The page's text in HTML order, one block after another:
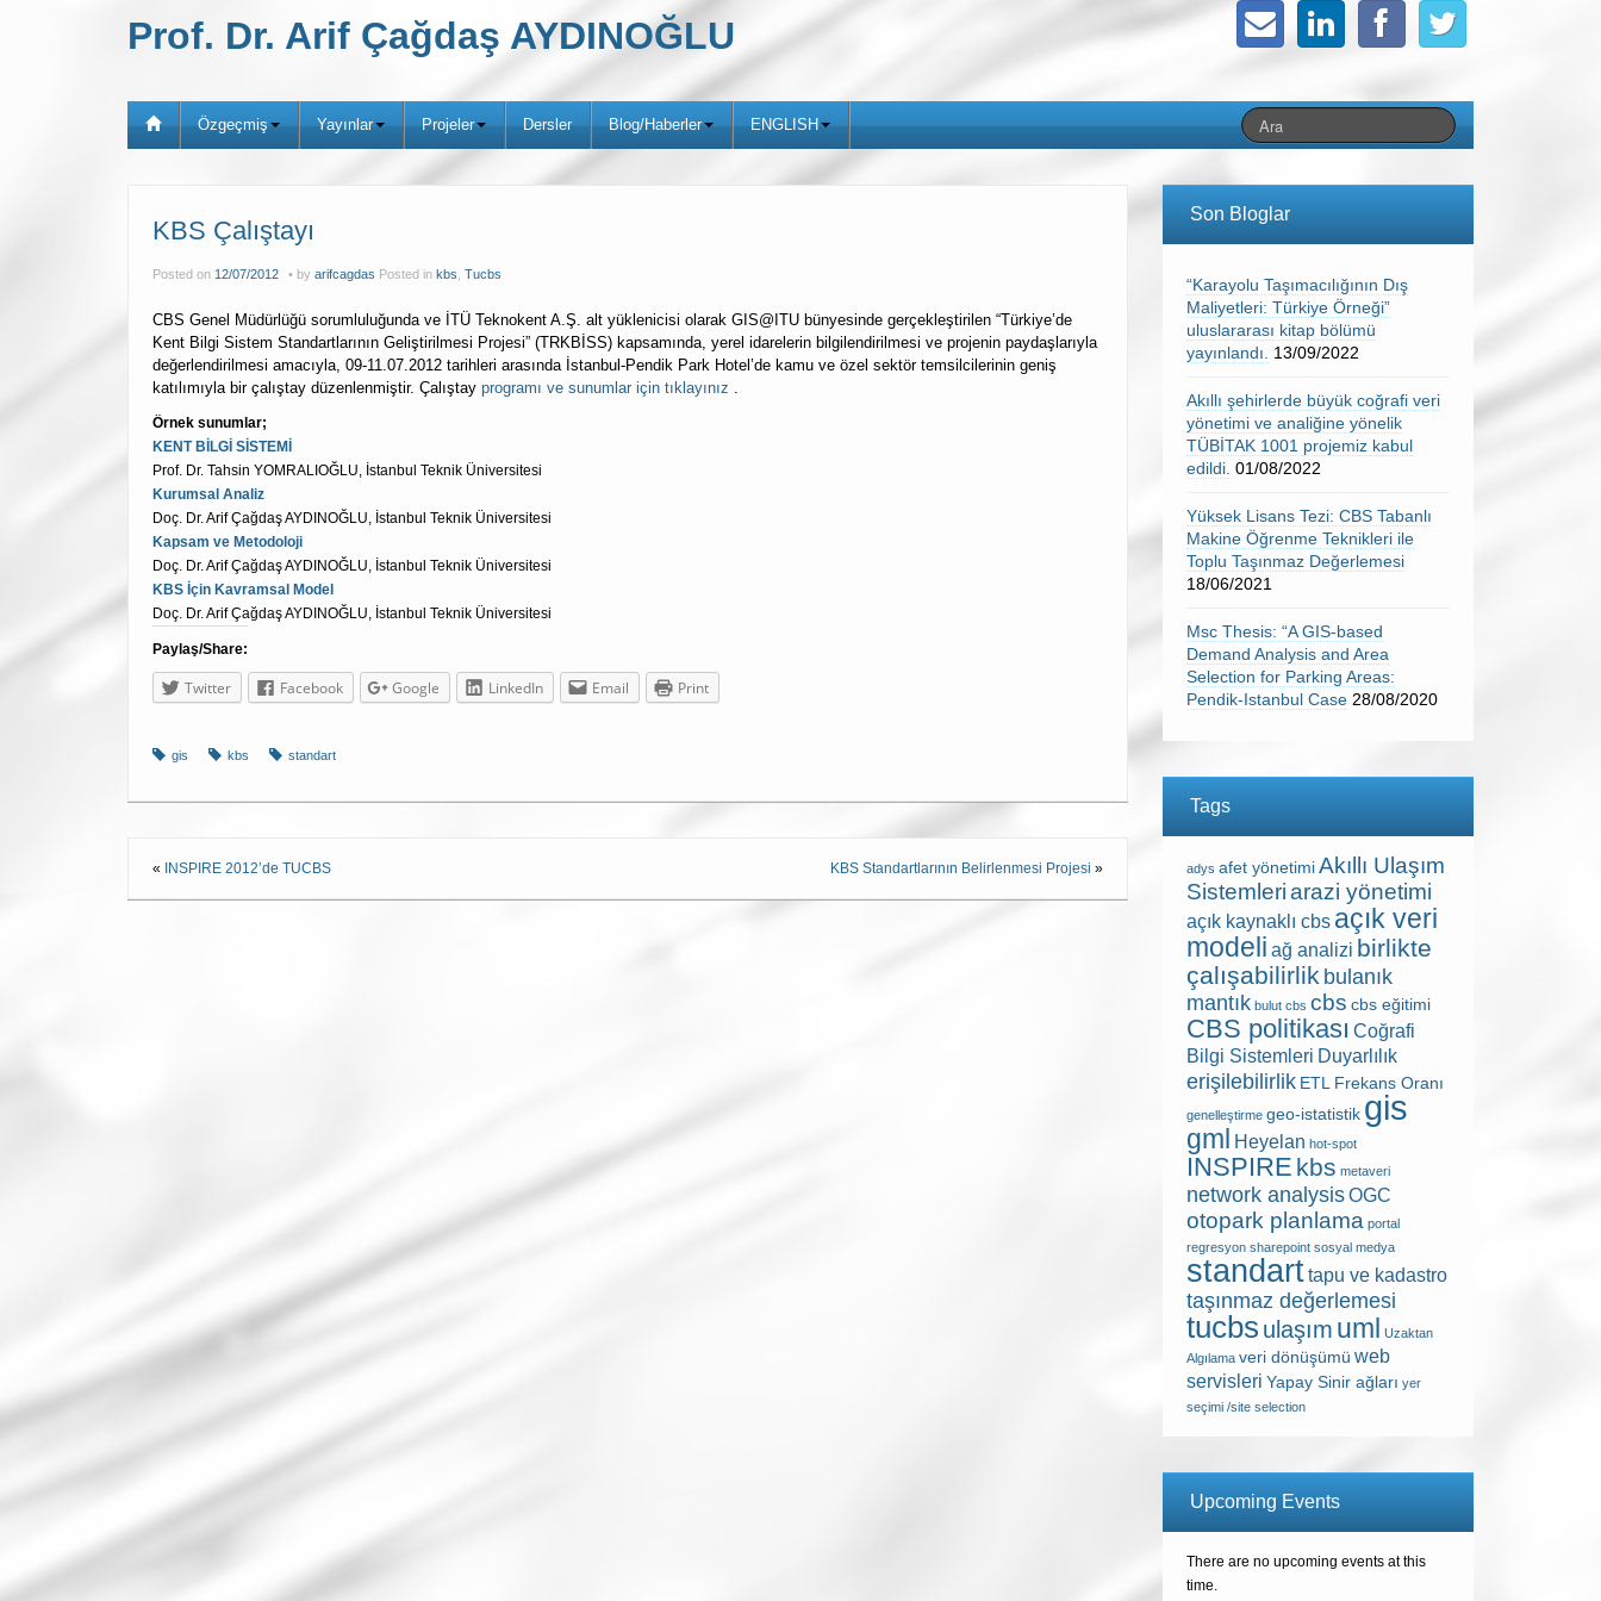
Prof. Dr. Arif Çağdaş AYDINOĞLU
Özgeçmiş Yayınlar Projeler Dersler Blog/Haberler ENGLISH
KBS Çalıştayı
Posted on 12/07/2012 by arifcagdas Posted in kbs Tucbs
CBS Genel Müdürlüğü sorumluluğunda ve İTÜ Teknokent A.Ş. alt yüklenicisi olarak GIS@ITU bünyesinde gerçekleştirilen “Türkiye’de
Kent Bilgi Sistem Standartlarının Geliştirilmesi Projesi” (TRKBİSS) kapsamında, yerel idarelerin bilgilendirilmesi ve projenin paydaşlarıyla
değerlendirilmesi amacıyla, 09-11.07.2012 tarihleri arasında İstanbul-Pendik Park Hotel’de kamu ve özel sektör temsilcilerinin geniş
katılımıyla bir çalıştay düzenlenmiştir. Çalıştay programı ve sunumlar için tıklayınız .
Örnek sunumlar;
KENT BİLGİ SİSTEMİ
Prof. Dr. Tahsin YOMRALIOĞLU, İstanbul Teknik Üniversitesi
Kurumsal Analiz
Doç. Dr. Arif Çağdaş AYDINOĞLU, İstanbul Teknik Üniversitesi
Kapsam ve Metodoloji
Doç. Dr. Arif Çağdaş AYDINOĞLU, İstanbul Teknik Üniversitesi
KBS İçin Kavramsal Model
Doç. Dr. Arif Çağdaş AYDINOĞLU, İstanbul Teknik Üniversitesi
Paylaş/Share:
Twitter Facebook Google LinkedIn Email Print
gis kbs standart
« INSPIRE 2012’de TUCBS KBS Standartlarının Belirlenmesi Projesi »
Son Bloglar
“Karayolu Taşımacılığının Dış
Maliyetleri: Türkiye Örneği”
uluslararası kitap bölümü
yayınlandı.
13/09/2022
Akıllı şehirlerde büyük coğrafi veri
yönetimi ve analiğine yönelik
TÜBİTAK 1001 projemiz kabul
edildi. 01/08/2022
Yüksek Lisans Tezi: CBS Tabanlı
Makine Öğrenme Teknikleri ile
Toplu Taşınmaz Değerlemesi
18/06/2021
Msc Thesis: “A GIS-based
Demand Analysis and Area
Selection for Parking Areas:
Pendik-Istanbul Case 28/08/2020
Tags
adys afet yönetimi Akıllı Ulaşım
Sistemleri arazi yönetimi
açık kaynaklı cbs açık veri
modeli ağ analizi birlikte
çalışabilirlik bulanık
mantık bulut cbs cbs cbs eğitimi
CBS politikası Coğrafi
Bilgi Sistemleri Duyarlılık
erişilebilirlik ETL Frekans Oranı
genelleştirme geo-istatistik gis
gml Heyelan hot-spot
INSPIRE kbs metaveri
network analysisOGC
otopark planlama portal
regresyon sharepoint sosyal medya
standarttapu ve kadastro
taşınmaz değerlemesi
tucbs ulaşım uml Uzaktan
Algılama veri dönüşümü web
servisleri Yapay Sinir ağları yer
seçimi /site selection
Upcoming Events
There are no upcoming events at this
time.